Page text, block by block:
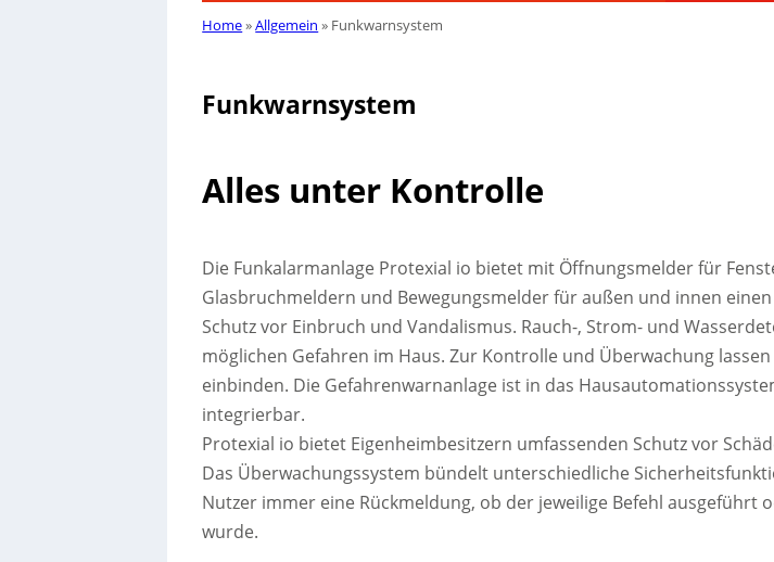
Home»Allgemein » Funkwarnsystem
Funkwarnsystem
Alles unter Kontrolle
Die Funkalarmanlage Protexial io bietet mit Öffnungsmelder für
Glasbruchmeldern und Bewegungsmelder für außen und innen
Schutz vor Einbruch und Vandalismus. Rauch-, Strom- und
möglichen Gefahren im Haus. Zur Kontrolle und Überwachung lassen
einbinden. Die Gefahrenwarnanlage ist in das
integrierbar.
Protexial io bietet Eigenheimbesitzern umfassenden Schutz vor
Das Überwachungssystem bündelt unterschiedliche
Nutzer immer eine Rückmeldung, ob der jeweilige Befehl ausgeführt
wurde.